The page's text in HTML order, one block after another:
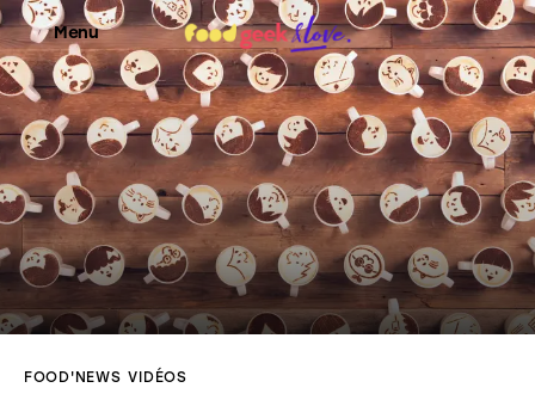
Menu
Food’News
Food’Com
Food’Art
FOOD'NEWS VIDÉOS